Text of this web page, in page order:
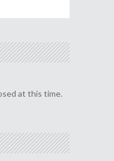
at this time.